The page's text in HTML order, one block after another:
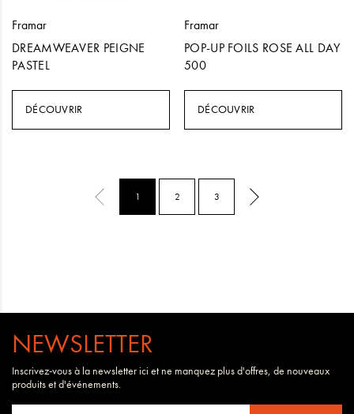
Framar
DREAMWEAVER PEIGNE
PASTEL
DÉCOUVRIR
Framar
POP-UP FOILS ROSE ALL DAY
500
DÉCOUVRIR
1 2 3
NEWSLETTER
Inscrivez-vous à la newsletter ici et ne manquez plus d'offres, de nouveaux
produits et d'événements.